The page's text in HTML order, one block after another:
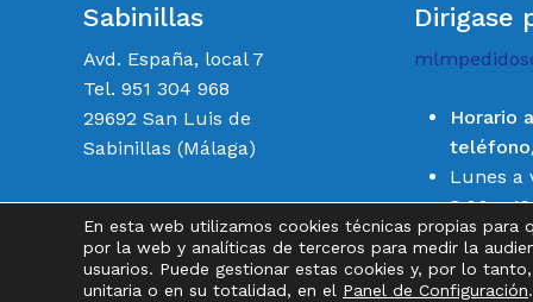
Sabinillas
Avd. España, local 7
Tel. 951 304 968
29692 San Luis de
Sabinillas (Málaga)
Dirigase
Horario
Lunes a
8:00 a
14:00
En esta web utilizamos cookies técnicas propias para
por la web y analíticas de terceros para medir la
usuarios. Puede gestionar estas cookies y, por lo
unitaria o en su totalidad, en el Panel de Configuración.